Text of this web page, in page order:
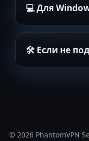
💻 Для
🛠 Если не
© 2026 PhantomVPN